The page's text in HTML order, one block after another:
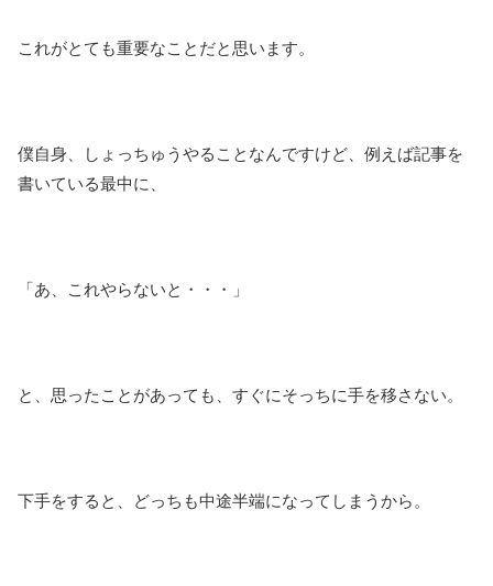
これがとても重要なことだと思います。
僕自身、しょっちゅうやることなんですけど、例えば記事を
書いている最中に、
「あ、これやらないと・・・」
と、思ったことがあっても、すぐにそっちに手を移さない。
下手をすると、どっちも中途半端になってしまうから。